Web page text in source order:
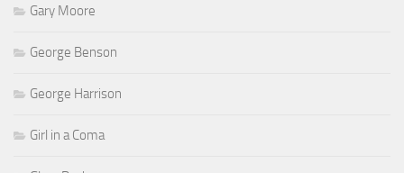
Gary Moore
George Benson
George Harrison
Girl in a Coma